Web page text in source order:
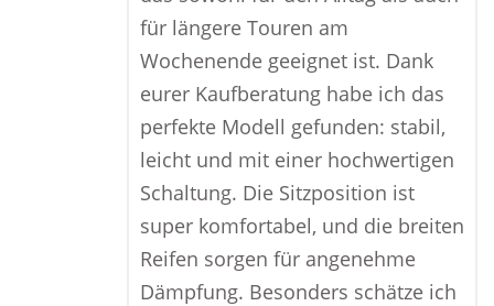
für längere Touren am
Wochenende geeignet ist. Dank
eurer Kaufberatung habe ich das
perfekte Modell gefunden: stabil,
leicht und mit einer hochwertigen
Schaltung. Die Sitzposition ist
super komfortabel, und die breiten
Reifen sorgen für angenehme
Dämpfung. Besonders schätze ich